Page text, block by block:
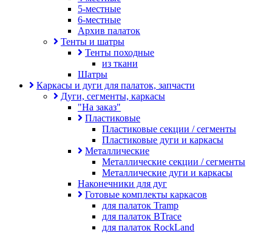
5-местные
6-местные
Архив палаток
Тенты и шатры
Тенты походные
из ткани
Шатры
Каркасы и дуги для палаток, запчасти
Дуги, сегменты, каркасы
"На заказ"
Пластиковые
Пластиковые секции / сегменты
Пластиковые дуги и каркасы
Металлические
Металлические секции / сегменты
Металлические дуги и каркасы
Наконечники для дуг
Готовые комплекты каркасов
для палаток Tramp
для палаток BTrace
для палаток RockLand